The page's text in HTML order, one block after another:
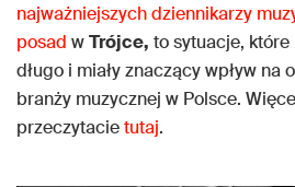
najważniejszych dziennikarzy
posad wTrójce, to sytuacje,
długo i miały znaczący wpływ na
branży muzycznej w Polsce.
przeczytacietutaj.